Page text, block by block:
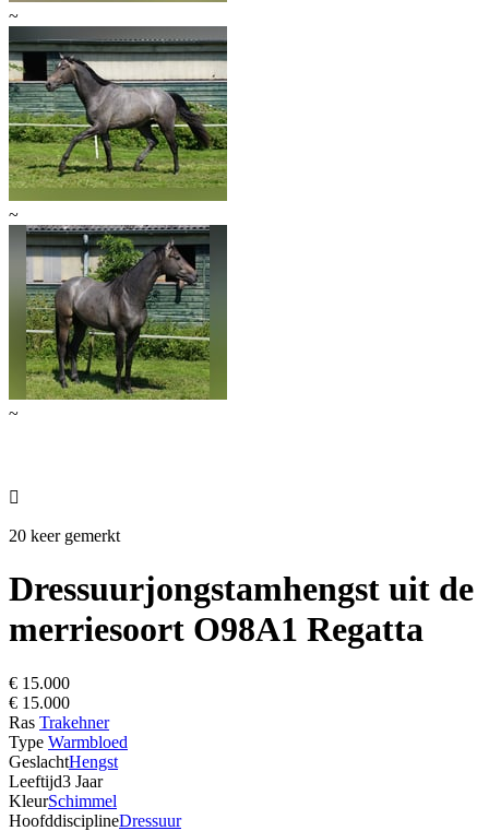
~
~
~

20 keer gemerkt
Dressuurjongstamhengst uit de
merriesoort O98A1 Regatta
€ 15.000
€ 15.000
Ras Trakehner
Type Warmbloed
GeslachtHengst
Leeftijd3 Jaar
KleurSchimmel
HoofddisciplineDressuur